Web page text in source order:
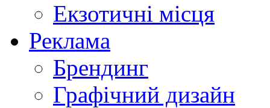
Екзотичні місця
Реклама
Брендинг
Графічний дизайн